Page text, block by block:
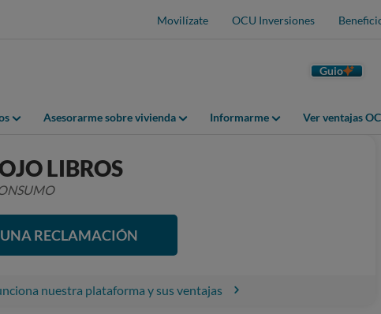
Movilízate OCU Inversiones
Guio
Asesorarme sobre vivienda Informarme Ver ventajas
LIBROS
RECLAMACIÓN
nuestra plataforma y sus ventajas